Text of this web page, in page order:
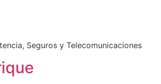
Seguros y Telecomunicaciones